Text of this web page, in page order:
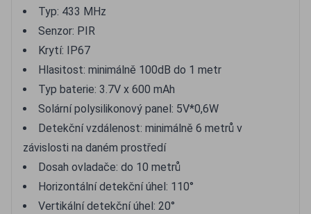
Typ: 433 MHz
Senzor: PIR
Krytí: IP67
Hlasitost: minimálně 100dB do 1 metr
Typ baterie: 3.7V x 600 mAh
Solární polysilikonový panel: 5V*0,6W
Detekční vzdálenost: minimálně 6 metrů v
závislosti na daném prostředí
Dosah ovladače: do 10 metrů
Horizontální detekční úhel: 110°
Vertikální detekční úhel: 20°